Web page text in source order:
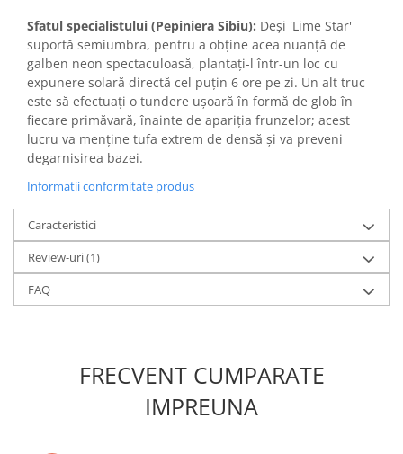
Sfatul specialistului (Pepiniera Sibiu): Deși 'Lime Star'
suportă semiumbra, pentru a obține acea nuanță de
galben neon spectaculoasă, plantați-l într-un loc cu
expunere solară directă cel puțin 6 ore pe zi. Un alt truc
este să efectuați o tundere ușoară în formă de glob în
fiecare primăvară, înainte de apariția frunzelor; acest
lucru va menține tufa extrem de densă și va preveni
degarnisirea bazei.
Informatii conformitate produs
Caracteristici
Review-uri(1)
FAQ
FRECVENT CUMPARATE
IMPREUNA